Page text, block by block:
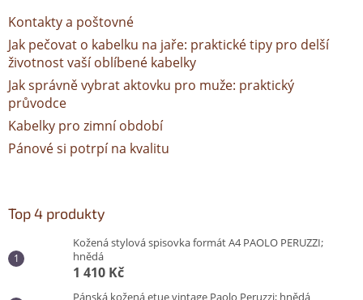
Kontakty a poštovné
Jak pečovat o kabelku na jaře: praktické tipy pro delší
životnost vaší oblíbené kabelky
Jak správně vybrat aktovku pro muže: praktický
průvodce
Kabelky pro zimní období
Pánové si potrpí na kvalitu
Top 4 produkty
Kožená stylová spisovka formát A4 PAOLO PERUZZI;
hnědá
1 410 Kč
Pánská kožená etue vintage Paolo Peruzzi; hnědá